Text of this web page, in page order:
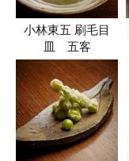
小林東五 刷毛目
皿 五客